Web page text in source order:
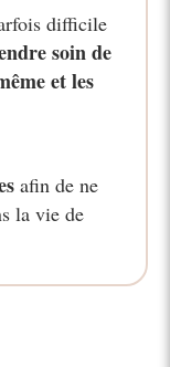
difficile
soin de
et les
afin de ne
la vie de